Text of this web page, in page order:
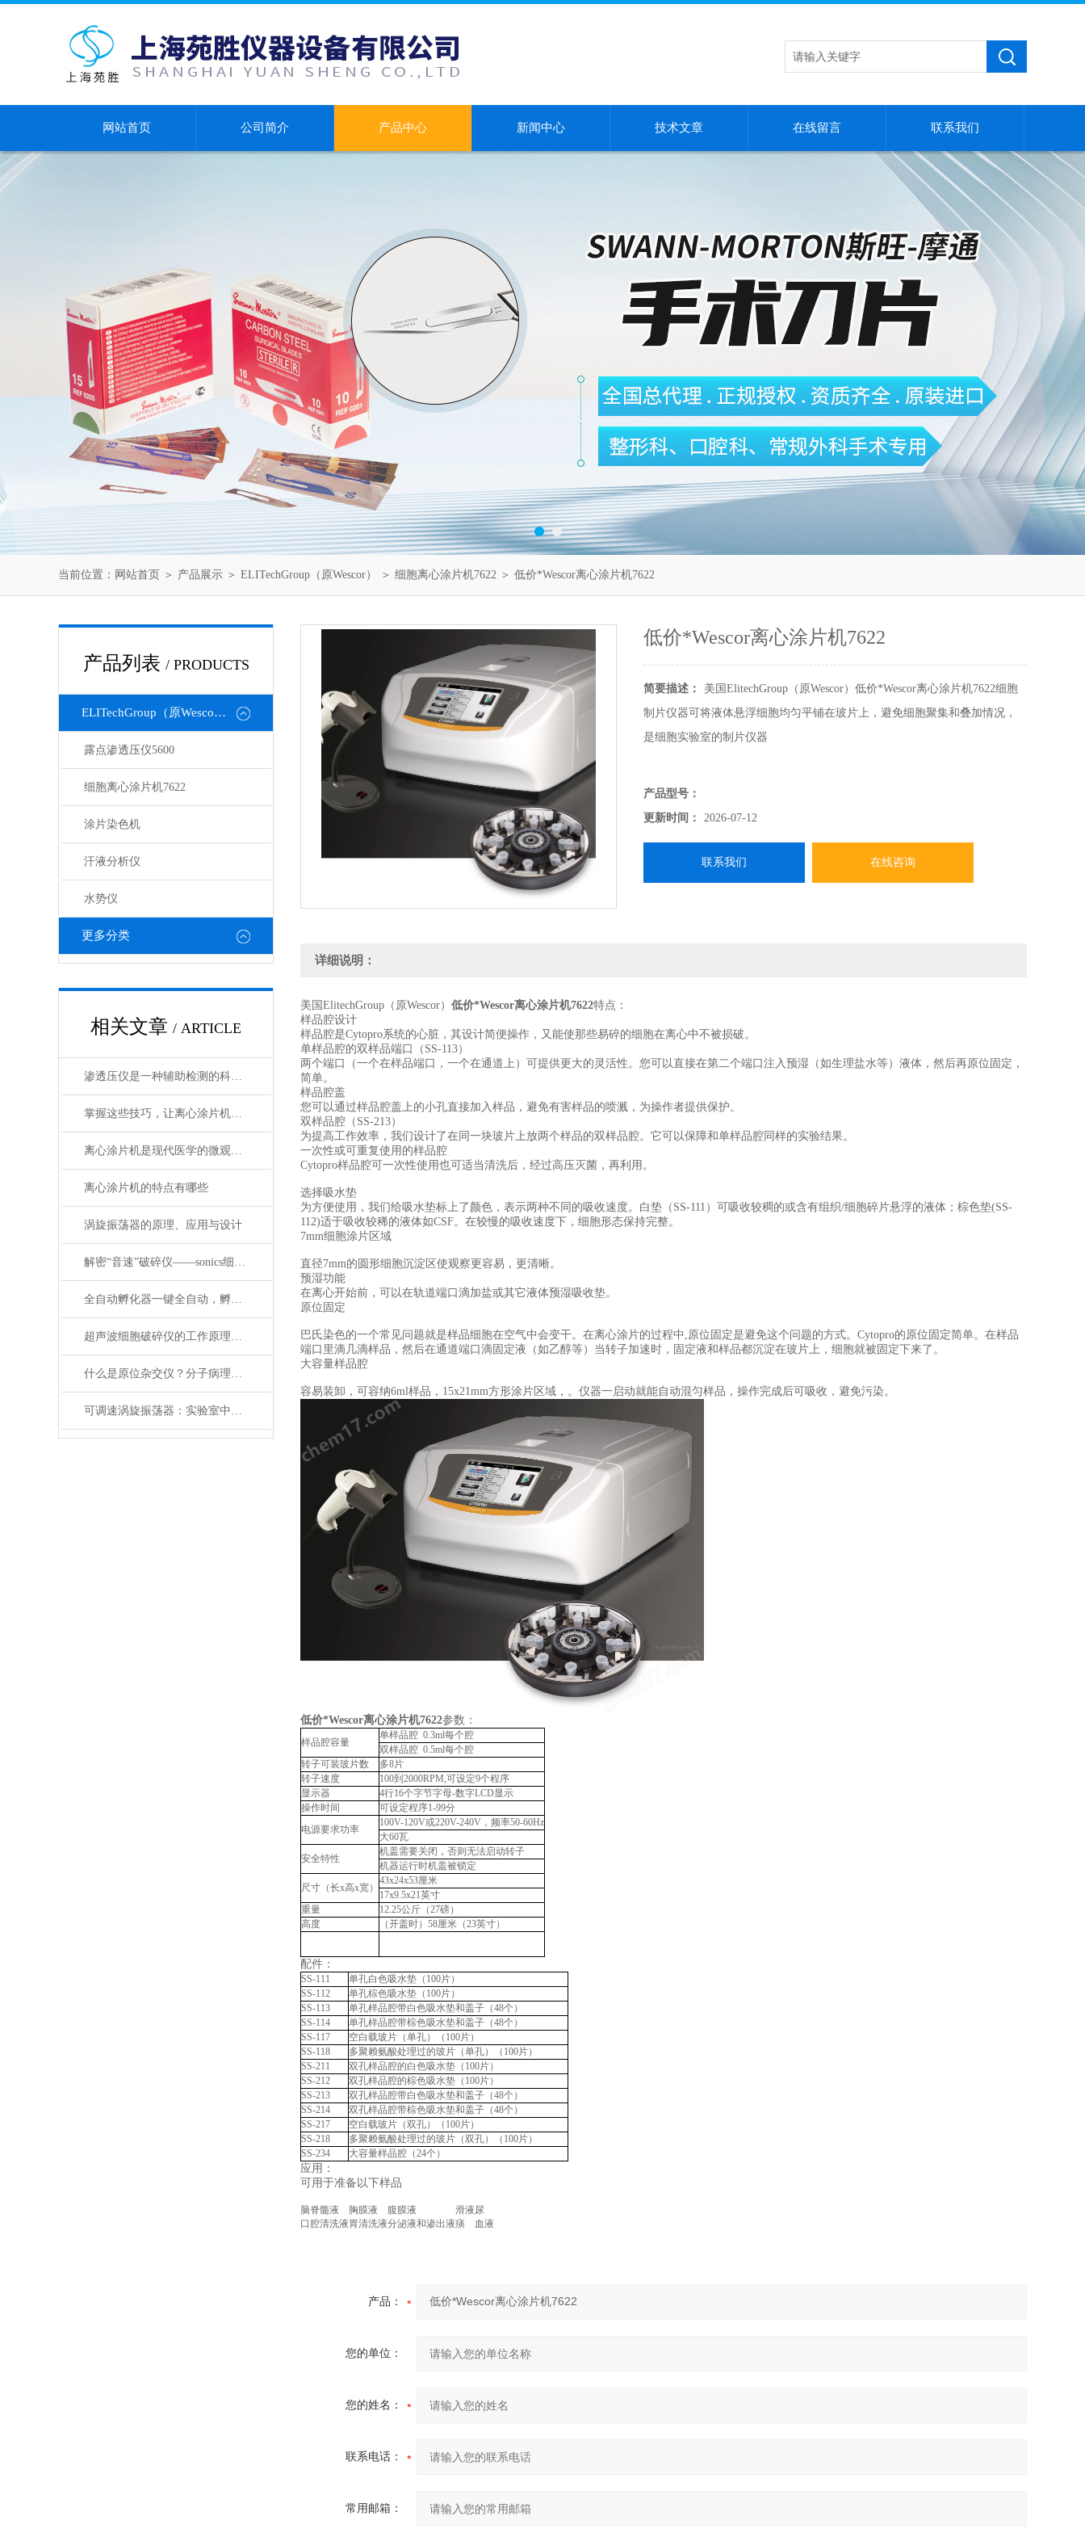
网站首页 公司简介 产品中心 新闻中心 技术文章 在线留言 联系我们
当前位置： 网站首页 ＞ 产品展示 ＞ ELITechGroup（原Wescor） ＞ 细胞离心涂片机7622 ＞ 低价*Wescor离心涂片机7622
产品列表 / PRODUCTS
ELITechGroup（原Wescor）
露点渗透压仪5600
细胞离心涂片机7622
涂片染色机
汗液分析仪
水势仪
更多分类
相关文章 / ARTICLE
渗透压仪是一种辅助检测的科研工具
掌握这些技巧，让离心涂片机的涂片均匀度更上一层楼
离心涂片机是现代医学的微观探索工具
离心涂片机的特点有哪些
涡旋振荡器的原理、应用与设计
解密“音速”破碎仪——sonics细胞破碎仪
全自动孵化器一键全自动，孵化更省心、出苗率更高
超声波细胞破碎仪的工作原理，一文读懂超声空化效应
什么是原位杂交仪？分子病理基因检测设备
可调速涡旋振荡器：实验室中的“液体舞者”
低价*Wescor离心涂片机7622
简要描述：
美国ElitechGroup（原Wescor）低价*Wescor离心涂片机7622细胞
制片仪器可将液体悬浮细胞均匀平铺在玻片上，避免细胞聚集和叠加情况，
是细胞实验室的制片仪器
产品型号：
更新时间：
2026-07-12
联系我们 在线咨询
详细说明：
美国ElitechGroup（原Wescor） 低价*Wescor离心涂片机7622特点：
样品腔设计
样品腔是Cytopro系统的心脏，其设计简便操作，又能使那些易碎的细胞在离心中不被损破。
单样品腔的双样品端口（SS-113）
两个端口（一个在样品端口，一个在通道上）可提供更大的灵活性。您可以直接在第二个端口注入预湿（如生理盐水等）液体，然后再原位固定，
简单。
样品腔盖
您可以通过样品腔盖上的小孔直接加入样品，避免有害样品的喷溅，为操作者提供保护。
双样品腔（SS-213）
为提高工作效率，我们设计了在同一块玻片上放两个样品的双样品腔。它可以保障和单样品腔同样的实验结果。
一次性或可重复使用的样品腔
Cytopro样品腔可一次性使用也可适当清洗后，经过高压灭菌，再利用。
选择吸水垫
为方便使用，我们给吸水垫标上了颜色，表示两种不同的吸收速度。白垫（SS-111）可吸收较稠的或含有组织/细胞碎片悬浮的液体；棕色垫(SS-
112)适于吸收较稀的液体如CSF。在较慢的吸收速度下，细胞形态保持完整。
7mm细胞涂片区域
直径7mm的圆形细胞沉淀区使观察更容易，更清晰。
预湿功能
在离心开始前，可以在轨道端口滴加盐或其它液体预湿吸收垫。
原位固定
巴氏染色的一个常见问题就是样品细胞在空气中会变干。在离心涂片的过程中,原位固定是避免这个问题的方式。Cytopro的原位固定简单。在样品
端口里滴几滴样品，然后在通道端口滴固定液（如乙醇等）当转子加速时，固定液和样品都沉淀在玻片上，细胞就被固定下来了。
大容量样品腔
容易装卸，可容纳6ml样品，15x21mm方形涂片区域，。仪器一启动就能自动混匀样品，操作完成后可吸收，避免污染。
低价*Wescor离心涂片机7622参数：
样品腔容量
单样品腔 0.3ml每个腔
双样品腔 0.5ml每个腔
转子可装玻片数
多8片
转子速度
100到2000RPM,可设定9个程序
显示器
4行16个字节字母-数字LCD显示
操作时间
可设定程序1-99分
电源要求功率
100V-120V或220V-240V，频率50-60Hz
大60瓦
安全特性
机盖需要关闭，否则无法启动转子
机器运行时机盖被锁定
尺寸（长x高x宽）
43x24x53厘米
17x9.5x21英寸
重量
12.25公斤（27磅）
高度
（开盖时）58厘米（23英寸）
配件：
SS-111
单孔白色吸水垫（100片）
SS-112
单孔棕色吸水垫（100片）
SS-113
单孔样品腔带白色吸水垫和盖子（48个）
SS-114
单孔样品腔带棕色吸水垫和盖子（48个）
SS-117
空白载玻片（单孔）（100片）
SS-118
多聚赖氨酸处理过的玻片（单孔）（100片）
SS-211
双孔样品腔的白色吸水垫（100片）
SS-212
双孔样品腔的棕色吸水垫（100片）
SS-213
双孔样品腔带白色吸水垫和盖子（48个）
SS-214
双孔样品腔带棕色吸水垫和盖子（48个）
SS-217
空白载玻片（双孔）（100片）
SS-218
多聚赖氨酸处理过的玻片（双孔）（100片）
SS-234
大容量样品腔（24个）
应用：
可用于准备以下样品
脑脊髓液 胸膜液 腹膜液 滑液 尿
口腔清洗液胃清洗液分泌液和渗出液痰 血液
产品：
您的单位：
您的姓名：
联系电话：
常用邮箱：